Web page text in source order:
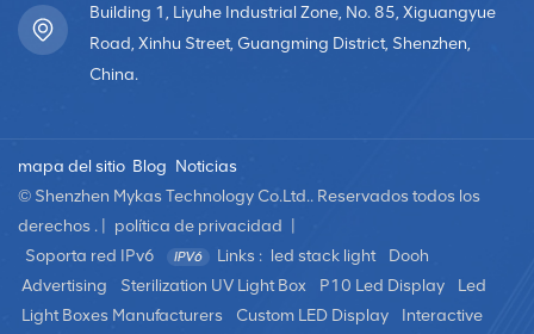
Building 1, Liyuhe Industrial Zone, No. 85, Xiguangyue
Road, Xinhu Street, Guangming District, Shenzhen,
China.
mapa del sitio Blog Noticias
© Shenzhen Mykas Technology Co.Ltd.. Reservados todos los
derechos . |
política de privacidad
Soporta red IPv6
Links : led stack light
Dooh
Advertising
Sterilization UV Light Box P10 Led Display
Led
Light Boxes Manufacturers
Custom LED Display Interactive